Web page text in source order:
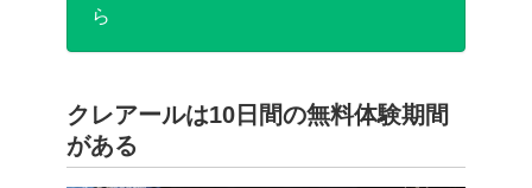
ら
クレアールは10日間の無料体験期間
がある